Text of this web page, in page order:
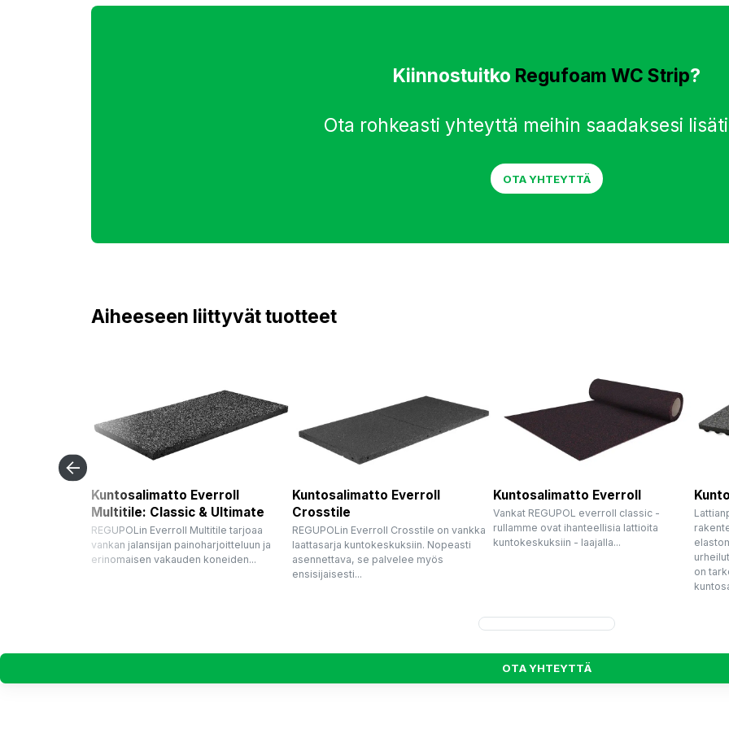
Kiinnostuitko Regufoam WC Strip?
Ota rohkeasti yhteyttä meihin saadaksesi
OTA YHTEYTTÄ
Aiheeseen liittyvät tuotteet
Kuntosalimatto Everroll
Multitile: Classic & Ultimate
REGUPOLin Everroll Multitile tarjoaa
vankan jalansijan painoharjoitteluun ja
erinomaisen vakauden koneiden...
Kuntosalimatto Everroll
Crosstile
REGUPOLin Everroll Crosstile on vankka
laattasarja kuntokeskuksiin. Nopeasti
asennettava, se palvelee myös
ensisijaisesti...
Kuntosalimatto Everroll
Vankat REGUPOL everroll classic -
rullamme ovat ihanteellisia lattioita
kuntokeskuksiin - laajalla...
on
OTAYHTEYTTÄ